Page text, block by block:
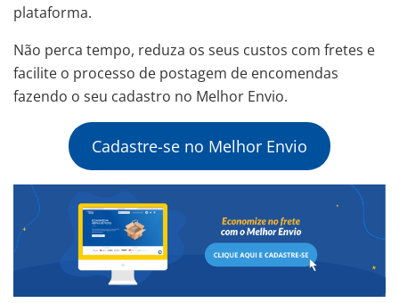
plataforma.
Não perca tempo, reduza os seus custos com fretes e
facilite o processo de postagem de encomendas
fazendo o seu cadastro no Melhor Envio.
Cadastre-se no Melhor Envio